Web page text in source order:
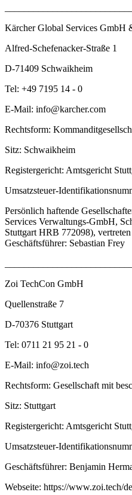
Kärcher Global Services GmbH
Alfred-Schefenacker-Straße 1
D-71409 Schwaikheim
Tel: +49 7195 14 - 0
E-Mail: info@karcher.com
Rechtsform:
Sitz: Schwaikheim
Registergericht: Amtsgericht
Umsatzsteuer-
Persönlich haftende
Services Verwaltungs-GmbH,
Stuttgart HRB 772098),
Geschäftsführer: Sebastian Frey
Zoi TechCon GmbH
Quellenstraße 7
D-70376 Stuttgart
Tel: 0711 21 95 21 - 0
E-Mail: info@zoi.tech
Rechtsform: Gesellschaft mit
Sitz: Stuttgart
Registergericht: Amtsgericht
Umsatzsteuer-
Geschäftsführer: Benjamin
Webseite: https://www.zoi.tech/